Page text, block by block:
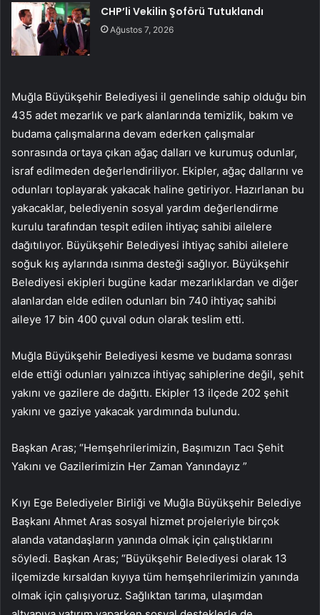
CHP’li Vekilin Şoförü Tutuklandı
Ağustos 7, 2026
Muğla Büyükşehir Belediyesi il genelinde sahip olduğu bin
435 adet mezarlık ve park alanlarında temizlik, bakım ve
budama çalışmalarına devam ederken çalışmalar
sonrasında ortaya çıkan ağaç dalları ve kurumuş odunlar,
israf edilmeden değerlendiriliyor. Ekipler, ağaç dallarını ve
odunları toplayarak yakacak haline getiriyor. Hazırlanan bu
yakacaklar, belediyenin sosyal yardım değerlendirme
kurulu tarafından tespit edilen ihtiyaç sahibi ailelere
dağıtılıyor. Büyükşehir Belediyesi ihtiyaç sahibi ailelere
soğuk kış aylarında ısınma desteği sağlıyor. Büyükşehir
Belediyesi ekipleri bugüne kadar mezarlıklardan ve diğer
alanlardan elde edilen odunları bin 740 ihtiyaç sahibi
aileye 17 bin 400 çuval odun olarak teslim etti.
Muğla Büyükşehir Belediyesi kesme ve budama sonrası
elde ettiği odunları yalnızca ihtiyaç sahiplerine değil, şehit
yakını ve gazilere de dağıttı. Ekipler 13 ilçede 202 şehit
yakını ve gaziye yakacak yardımında bulundu.
Başkan Aras; “Hemşehrilerimizin, Başımızın Tacı Şehit
Yakını ve Gazilerimizin Her Zaman Yanındayız ”
Kıyı Ege Belediyeler Birliği ve Muğla Büyükşehir Belediye
Başkanı Ahmet Aras sosyal hizmet projeleriyle birçok
alanda vatandaşların yanında olmak için çalıştıklarını
söyledi. Başkan Aras; “Büyükşehir Belediyesi olarak 13
ilçemizde kırsaldan kıyıya tüm hemşehrilerimizin yanında
olmak için çalışıyoruz. Sağlıktan tarıma, ulaşımdan